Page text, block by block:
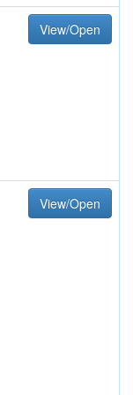
View/Open
View/Open